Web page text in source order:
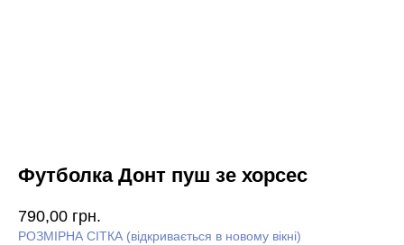
Футболка Донт пуш зе хорсес
790,00 грн.
РОЗМІРНА СІТКА (відкривається в новому вікні)